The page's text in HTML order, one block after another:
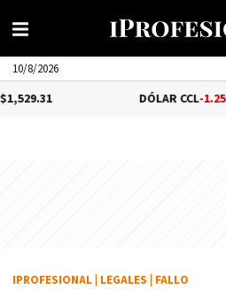
10/8/2026
-1.25%$1,556.14
IPROFESIONAL LEGALES FALLO